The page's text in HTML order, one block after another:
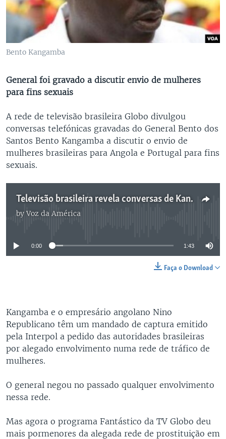
Bento Kangamba
General foi gravado a discutir envio de mulheres
para fins sexuais
A rede de televisão brasileira Globo divulgou
conversas telefónicas gravadas do General Bento dos
Santos Bento Kangamba a discutir o envio de
mulheres brasileiras para Angola e Portugal para fins
sexuais.
Televisão brasileira revela conversas de Kangamba - 1:43
byVoz da América
No media source currently available
0:00 1:43
Faça o Download
Kangamba e o empresário angolano Nino
Republicano têm um mandado de captura emitido
pela Interpol a pedido das autoridades brasileiras
por alegado envolvimento numa rede de tráfico de
mulheres.
O general negou no passado qualquer envolvimento
nessa rede.
Mas agora o programa Fantástico da TV Globo deu
mais pormenores da alegada rede de prostituição em